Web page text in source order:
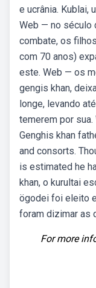
e ucrânia. Kublai,
Web — no século
combate, os
com 70 anos)
este. Web — os
gengis khan,
longe, levando
temerem por
Genghis khan
and consorts.
is estimated he
khan, o kurultai
ögodei foi eleito
foram dizimar as
For more